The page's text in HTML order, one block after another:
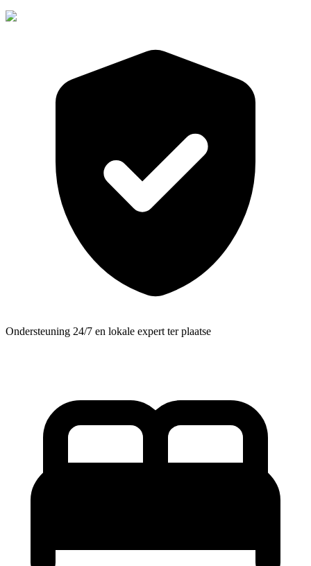
Ondersteuning 24/7 en lokale expert ter plaatse